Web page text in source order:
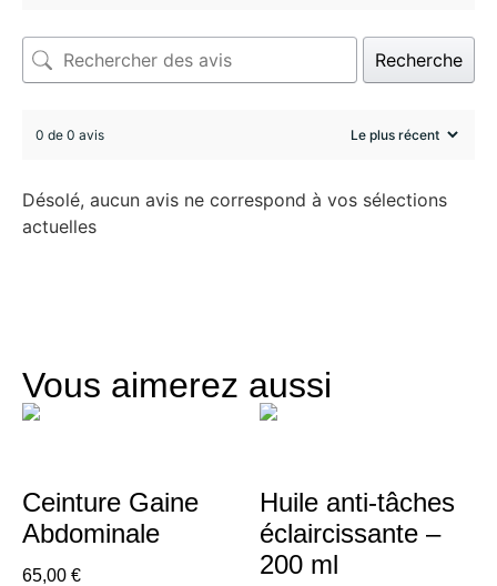
Recherche
0 de 0 avis
Désolé, aucun avis ne correspond à vos sélections
actuelles
Vous aimerez aussi
Ceinture Gaine
Abdominale
65,00 €
Huile anti-tâches
éclaircissante –
200 ml